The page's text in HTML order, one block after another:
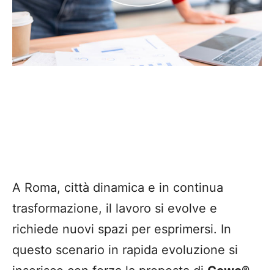
A Roma, città dinamica e in continua
trasformazione, il lavoro si evolve e
richiede nuovi spazi per esprimersi. In
questo scenario in rapida evoluzione si